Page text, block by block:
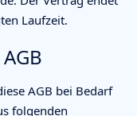
Laufzeit.
AGB bei Bedarf
folgenden